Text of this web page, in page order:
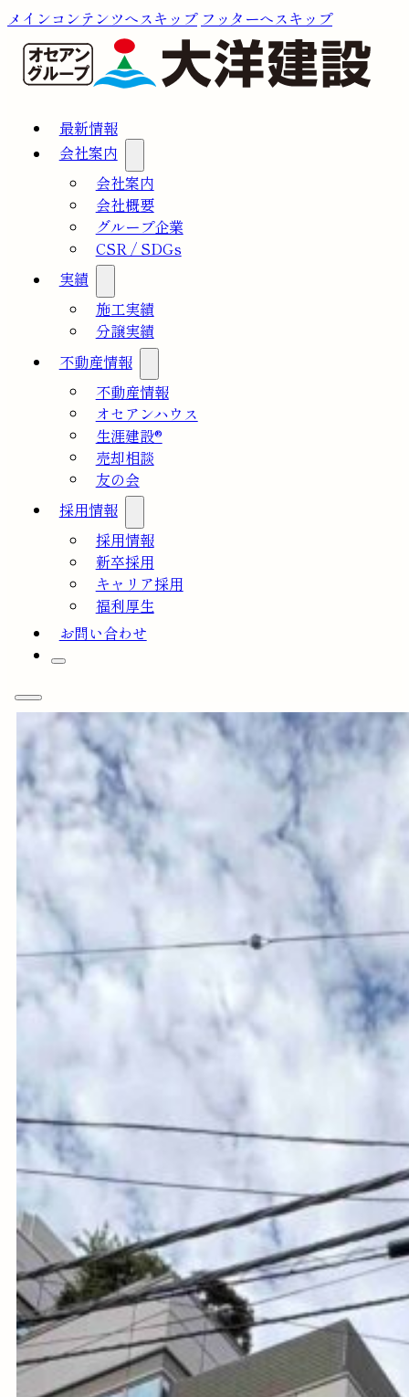
メインコンテンツへスキップ フッターへスキップ
最新情報
会社案内
会社案内
会社概要
グループ企業
CSR / SDGs
実績
施工実績
分譲実績
不動産情報
不動産情報
オセアンハウス
生涯建設®
売却相談
友の会
採用情報
採用情報
新卒採用
キャリア採用
福利厚生
お問い合わせ